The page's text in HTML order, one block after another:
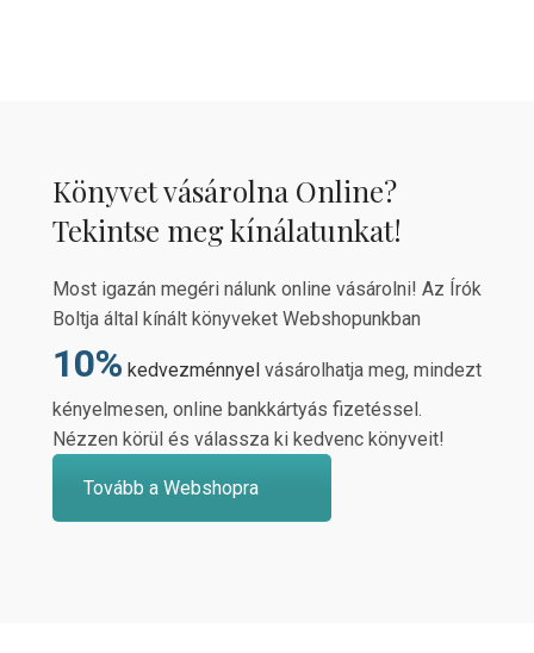
Könyvet vásárolna Online?
Tekintse meg kínálatunkat!
Most igazán megéri nálunk online vásárolni! Az Írók
Boltja által kínált könyveket Webshopunkban
10% kedvezménnyel vásárolhatja meg, mindezt
kényelmesen, online bankkártyás fizetéssel.
Nézzen körül és válassza ki kedvenc könyveit!
Tovább a Webshopra